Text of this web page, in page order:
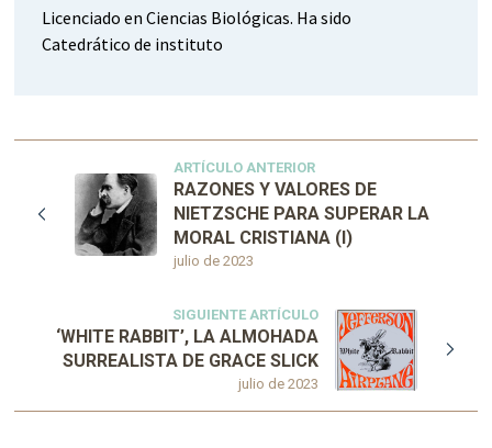
Licenciado en Ciencias Biológicas. Ha sido
Catedrático de instituto
ARTÍCULO ANTERIOR
julio de 2023
RAZONES Y VALORES DE
NIETZSCHE PARA SUPERAR LA
MORAL CRISTIANA (I)
SIGUIENTE ARTÍCULO
julio de 2023
‘WHITE RABBIT’, LA ALMOHADA
SURREALISTA DE GRACE SLICK